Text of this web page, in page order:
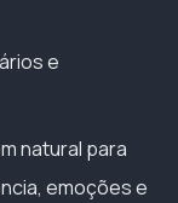
e
natural para
emoções e